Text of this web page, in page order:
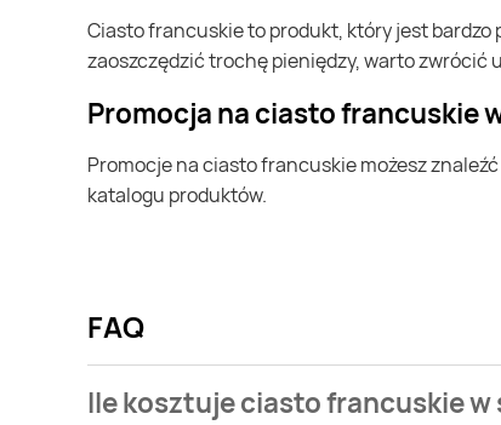
ciasto francuskie to produkt, który jest bardzo popularny w Polsce i na całym świecie. Często możesz go kupić w Supeco. Jeśli chcesz kupić ciasto francuskie i chcesz
zaoszczędzić trochę pieniędzy, warto zwrócić
Promocja na ciasto francuskie
Promocje na ciasto francuskie możesz znaleźć w gazetce promocyjnej Supeco. Specjalnie dla Ciebie wybieramy najatrakcyjniejsze oferty i prezentujemy je w formie
katalogu produktów.
FAQ
Ile kosztuje ciasto francuskie w